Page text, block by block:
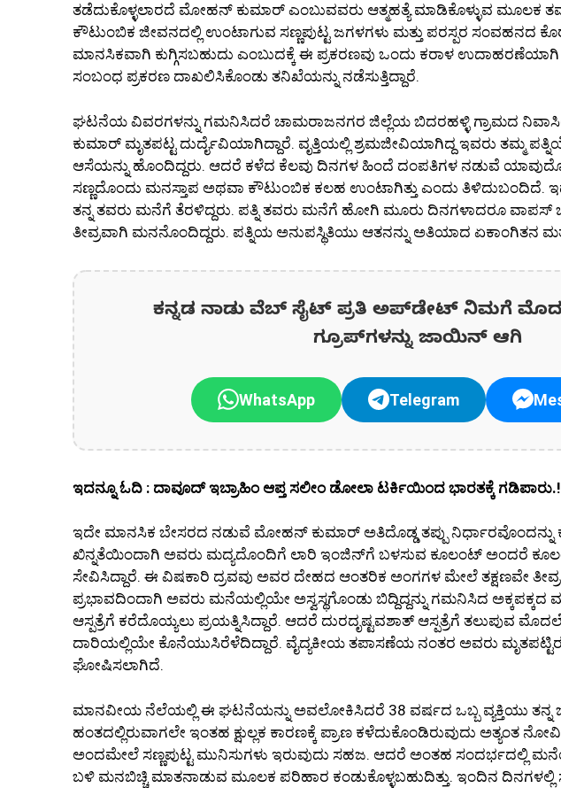
ತಡೆದುಕೊಳ್ಳಲಾರದೆ ಮೋಹನ್ ಕುಮಾರ್ ಎಂಬುವವರು ಆತ್ಮಹತ್ಯೆ ಮಾಡಿಕೊಳ್ಳುವ ಮೂಲಕ
ಕೌಟುಂಬಿಕ ಜೀವನದಲ್ಲಿ ಉಂಟಾಗುವ ಸಣ್ಣಪುಟ್ಟ ಜಗಳಗಳು ಮತ್ತು ಪರಸ್ಪರ ಸಂವಹನದ
ಮಾನಸಿಕವಾಗಿ ಕುಗ್ಗಿಸಬಹುದು ಎಂಬುದಕ್ಕೆ ಈ ಪ್ರಕರಣವು ಒಂದು ಕರಾಳ
ಸಂಬಂಧ ಪ್ರಕರಣ ದಾಖಲಿಸಿಕೊಂಡು ತನಿಖೆಯನ್ನು ನಡೆಸುತ್ತಿದ್ದಾರೆ.
ಘಟನೆಯ ವಿವರಗಳನ್ನು ಗಮನಿಸಿದರೆ ಚಾಮರಾಜನಗರ ಜಿಲ್ಲೆಯ ಬಿದರಹಳ್ಳಿ ಗ್ರಾಮದ
ಕುಮಾರ್ ಮೃತಪಟ್ಟ ದುರ್ದೈವಿಯಾಗಿದ್ದಾರೆ. ವೃತ್ತಿಯಲ್ಲಿ ಶ್ರಮಜೀವಿಯಾಗಿದ್ದ ಇವರು ತಮ್ಮ
ಆಸೆಯನ್ನು ಹೊಂದಿದ್ದರು. ಆದರೆ ಕಳೆದ ಕೆಲವು ದಿನಗಳ ಹಿಂದೆ ದಂಪತಿಗಳ ನಡುವೆ
ಸಣ್ಣದೊಂದು ಮನಸ್ತಾಪ ಅಥವಾ ಕೌಟುಂಬಿಕ ಕಲಹ ಉಂಟಾಗಿತ್ತು ಎಂದು ತಿಳಿದುಬಂದಿದೆ.
ತನ್ನ ತವರು ಮನೆಗೆ ತೆರಳಿದ್ದರು. ಪತ್ನಿ ತವರು ಮನೆಗೆ ಹೋಗಿ ಮೂರು ದಿನಗಳಾದರೂ ವಾಪಸ್
ತೀವ್ರವಾಗಿ ಮನನೊಂದಿದ್ದರು. ಪತ್ನಿಯ ಅನುಪಸ್ಥಿತಿಯು ಆತನನ್ನು ಅತಿಯಾದ ಏಕಾಂಗಿತನ ಮತ್ತು
ಕನ್ನಡ ನಾಡು ವೆಬ್ ಸೈಟ್ ಪ್ರತಿ ಅಪ್‌ಡೇಟ್‌ ನಿಮಗೆ
ಗ್ರೂಪ್‌ಗಳನ್ನು ಜಾಯಿನ್ ಆಗಿ
WhatsApp Telegram
ಇದನ್ನೂ ಓದಿ : ದಾವೂದ್ ಇಬ್ರಾಹಿಂ ಆಪ್ತ ಸಲೀಂ ಡೋಲಾ ಟರ್ಕಿಯಿಂದ ಭಾರತಕ್ಕೆ ಗಡಿಪಾರು.!
ಇದೇ ಮಾನಸಿಕ ಬೇಸರದ ನಡುವೆ ಮೋಹನ್ ಕುಮಾರ್ ಅತಿದೊಡ್ಡ ತಪ್ಪು ನಿರ್ಧಾರವೊಂದನ್ನು
ಖಿನ್ನತೆಯಿಂದಾಗಿ ಅವರು ಮದ್ಯದೊಂದಿಗೆ ಲಾರಿ ಇಂಜಿನ್‌ಗೆ ಬಳಸುವ ಕೂಲಂಟ್ ಅಂದರೆ
ಸೇವಿಸಿದ್ದಾರೆ. ಈ ವಿಷಕಾರಿ ದ್ರವವು ಅವರ ದೇಹದ ಆಂತರಿಕ ಅಂಗಗಳ ಮೇಲೆ ತಕ್ಷಣವೇ
ಪ್ರಭಾವದಿಂದಾಗಿ ಅವರು ಮನೆಯಲ್ಲಿಯೇ ಅಸ್ವಸ್ಥಗೊಂಡು ಬಿದ್ದಿದ್ದನ್ನು ಗಮನಿಸಿದ ಅಕ್ಕಪಕ್ಕದ
ಆಸ್ಪತ್ರೆಗೆ ಕರೆದೊಯ್ಯಲು ಪ್ರಯತ್ನಿಸಿದ್ದಾರೆ. ಆದರೆ ದುರದೃಷ್ಟವಶಾತ್ ಆಸ್ಪತ್ರೆಗೆ ತಲುಪುವ
ದಾರಿಯಲ್ಲಿಯೇ ಕೊನೆಯುಸಿರೆಳೆದಿದ್ದಾರೆ. ವೈದ್ಯಕೀಯ ತಪಾಸಣೆಯ ನಂತರ ಅವರು
ಘೋಷಿಸಲಾಗಿದೆ.
ಮಾನವೀಯ ನೆಲೆಯಲ್ಲಿ ಈ ಘಟನೆಯನ್ನು ಅವಲೋಕಿಸಿದರೆ 38 ವರ್ಷದ ಒಬ್ಬ ವ್ಯಕ್ತಿಯು ತನ್ನ
ಹಂತದಲ್ಲಿರುವಾಗಲೇ ಇಂತಹ ಕ್ಷುಲ್ಲಕ ಕಾರಣಕ್ಕೆ ಪ್ರಾಣ ಕಳೆದುಕೊಂಡಿರುವುದು ಅತ್ಯಂತ
ಅಂದಮೇಲೆ ಸಣ್ಣಪುಟ್ಟ ಮುನಿಸುಗಳು ಇರುವುದು ಸಹಜ. ಆದರೆ ಅಂತಹ ಸಂದರ್ಭದಲ್ಲಿ
ಬಳಿ ಮನಬಿಚ್ಚಿ ಮಾತನಾಡುವ ಮೂಲಕ ಪರಿಹಾರ ಕಂಡುಕೊಳ್ಳಬಹುದಿತ್ತು. ಇಂದಿನ ದಿನಗಳಲ್ಲಿ